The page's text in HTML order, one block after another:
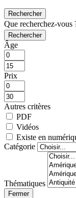
Rechercher
Que recherchez-vous
Rechercher
Âge
Prix
Autres critères
PDF
Vidéos
Existe en
Catégorie
Thématiques
Fermer